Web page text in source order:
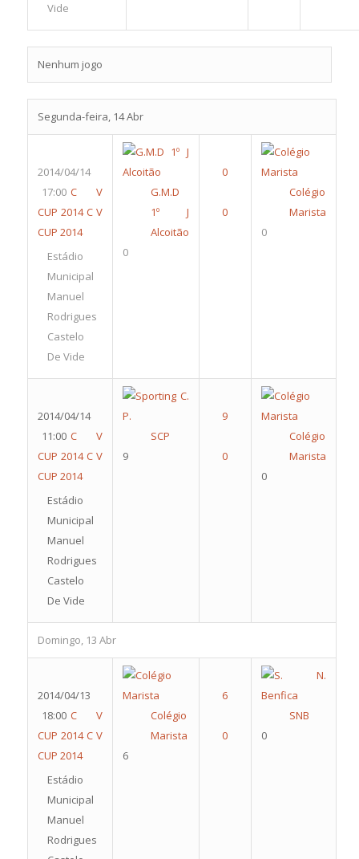
Vide
Nenhum jogo
Segunda-feira, 14 Abr
2014/04/14
17:00 C V
CUP 2014 C V
CUP 2014
Estádio
Municipal
Manuel
Rodrigues
Castelo
De Vide
G.M.D
1º J
Alcoitão
0
Colégio
Marista
0
2014/04/14
11:00 C V
CUP 2014 C V
CUP 2014
Estádio
Municipal
Manuel
Rodrigues
Castelo
De Vide
SCP
9
Colégio
Marista
0
Domingo, 13 Abr
2014/04/13
18:00 C V
CUP 2014 C V
CUP 2014
Estádio
Municipal
Manuel
Rodrigues
Colégio
Marista
6
SNB
0